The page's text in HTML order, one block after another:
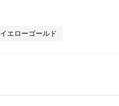
イエローゴールド